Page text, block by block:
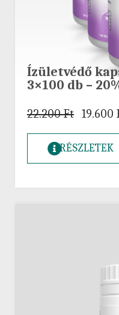
Ízületvédő
3×100 db –
22.200Ft 19.600
RÉSZLETEK